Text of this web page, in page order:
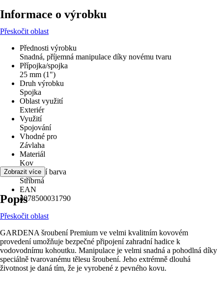
Informace o výrobku
Přeskočit oblast
Přednosti výrobku
Snadná, příjemná manipulace díky novému tvaru
Přípojka/spojka
25 mm (1")
Druh výrobku
Spojka
Oblast využití
Exteriér
Využití
Spojování
Vhodné pro
Závlaha
Materiál
Kov
Základní barva
Stříbrná
EAN
4078500031790
Zobrazit více
Popis
Přeskočit oblast
GARDENA šroubení Premium ve velmi kvalitním kovovém
provedení umožňuje bezpečné připojení zahradní hadice k
vodovodnímu kohoutku. Manipulace je velmi snadná a pohodlná díky
speciálně tvarovanému tělesu šroubení. Jeho extrémně dlouhá
životnost je daná tím, že je vyrobené z pevného kovu.